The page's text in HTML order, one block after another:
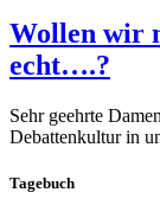
Wollen wir
echt….?
Sehr geehrte
Debattenkultur in
Tagebuch